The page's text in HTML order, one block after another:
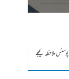
ملاحظہ کیجے